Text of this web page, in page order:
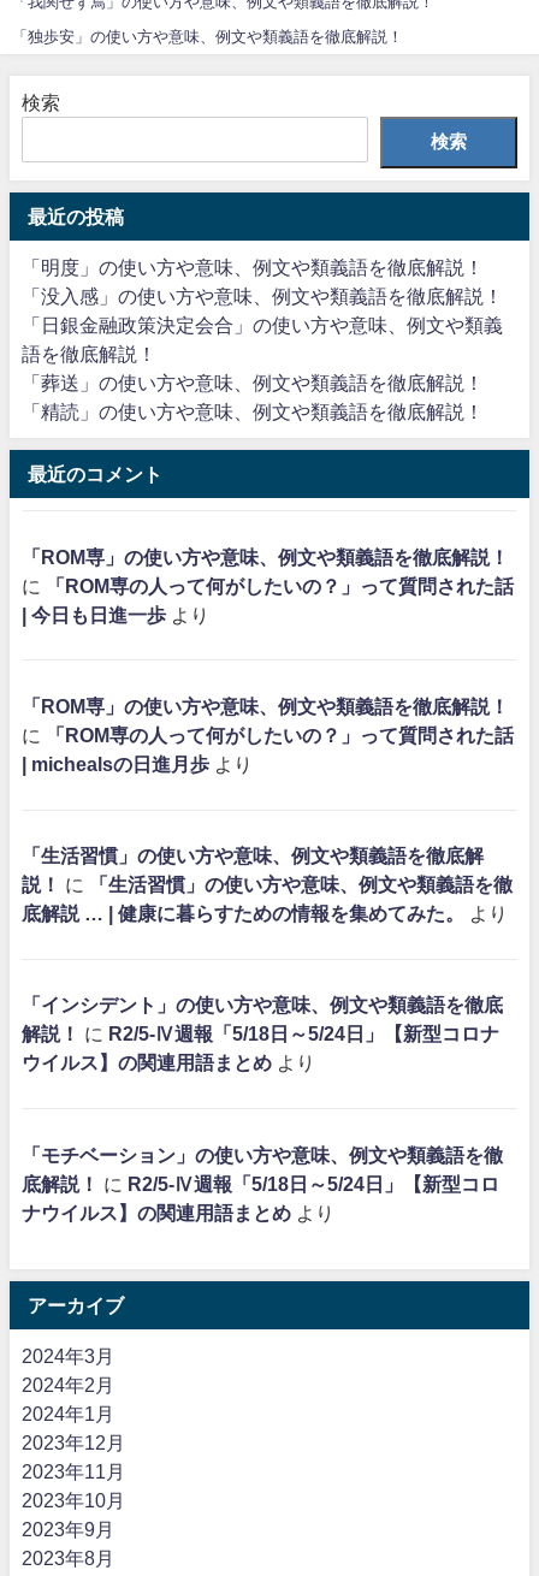
「独歩安」の使い方や意味、例文や類義語を徹底解説！
検索
検索
最近の投稿
「明度」の使い方や意味、例文や類義語を徹底解説！
「没入感」の使い方や意味、例文や類義語を徹底解説！
「日銀金融政策決定会合」の使い方や意味、例文や類義
語を徹底解説！
「葬送」の使い方や意味、例文や類義語を徹底解説！
「精読」の使い方や意味、例文や類義語を徹底解説！
最近のコメント
「ROM専」の使い方や意味、例文や類義語を徹底解説！
に
「ROM専の人って何がしたいの？」って質問された話
| 今日も日進一歩 より
「ROM専」の使い方や意味、例文や類義語を徹底解説！
に
「ROM専の人って何がしたいの？」って質問された話
| michealsの日進月歩 より
「生活習慣」の使い方や意味、例文や類義語を徹底解
説！
に
「生活習慣」の使い方や意味、例文や類義語を徹
底解説 … | 健康に暮らすための情報を集めてみた。
より
「インシデント」の使い方や意味、例文や類義語を徹底
解説！
に R2/5-Ⅳ週報「5/18日～5/24日」【新型コロナ
ウイルス】の関連用語まとめ より
「モチベーション」の使い方や意味、例文や類義語を徹
底解説！
に R2/5-Ⅳ週報「5/18日～5/24日」【新型コロ
ナウイルス】の関連用語まとめ より
アーカイブ
2024年3月
2024年2月
2024年1月
2023年12月
2023年11月
2023年10月
2023年9月
2023年8月